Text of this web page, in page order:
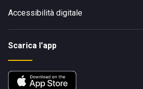
Accessibilità digitale
Scarica l'app